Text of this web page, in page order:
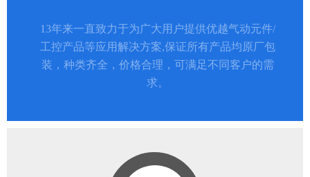
13年来一直致力于为广大用户提供优越气动元件/
工控产品等应用解决方案,保证所有产品均原厂包
装，种类齐全，价格合理，可满足不同客户的需
求。